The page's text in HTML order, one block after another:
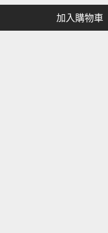
加入購物車